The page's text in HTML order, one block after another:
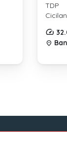
TDP
Cicilan
location_on